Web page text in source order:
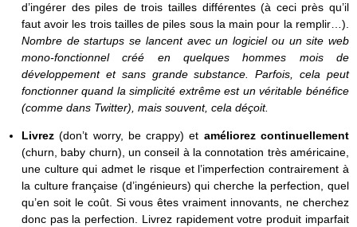
d’ingérer des piles de trois tailles différentes (à ceci près qu’il
faut avoir les trois tailles de piles sous la main pour la remplir…).
Nombre de startups se lancent avec un logiciel ou un site web
mono-fonctionnel créé en quelques hommes mois de
développement et sans grande substance. Parfois, cela peut
fonctionner quand la simplicité extrême est un véritable bénéfice
(comme dans Twitter), mais souvent, cela déçoit.
Livrez(don’t worry, be crappy) et améliorez continuellement
(churn, baby churn), un conseil à la connotation très américaine,
une culture qui admet le risque et l’imperfection contrairement à
la culture française (d’ingénieurs) qui cherche la perfection, quel
qu’en soit le coût. Si vous êtes vraiment innovants, ne cherchez
donc pas la perfection. Livrez rapidement votre produit imparfait